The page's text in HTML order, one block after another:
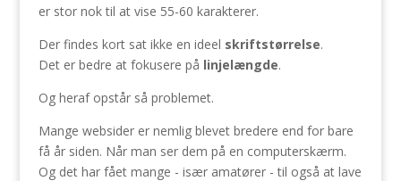
er stor nok til at vise 55-60 karakterer.
Der findes kort sat ikke en ideel skriftstørrelse.
Det er bedre at fokusere på linjelængde.
Og heraf opstår så problemet.
Mange websider er nemlig blevet bredere end for bare
få år siden. Når man ser dem på en computerskærm.
Og det har fået mange - især amatører - til også at lave